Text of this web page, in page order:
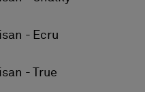
- Ecru
- True